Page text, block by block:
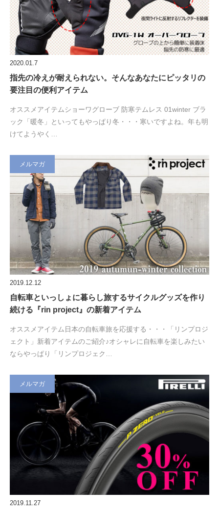
2020.01.7
指先の冷えが耐えられない。そんなあなたにピッタリの
要注目の便利アイテム
オススメアイテムショーワグローブ 防寒テムレス 01winter ブラ
ック「暖冬」といってもやっぱり冬・・・寒いですよね。年も明
けてようやく…
メルマガ
2019.12.12
自転車といっしょに暮らし旅するサイクルグッズを作り
続ける『rin project』の新着アイテム
オススメアイテム日本の自転車旅を応援する・・・「リンプロジ
ェクト」新着アイテムのご紹介♪オシャレに自転車を楽しみたい
ならやっぱり「リンプロジェク…
メルマガ
2019.11.27